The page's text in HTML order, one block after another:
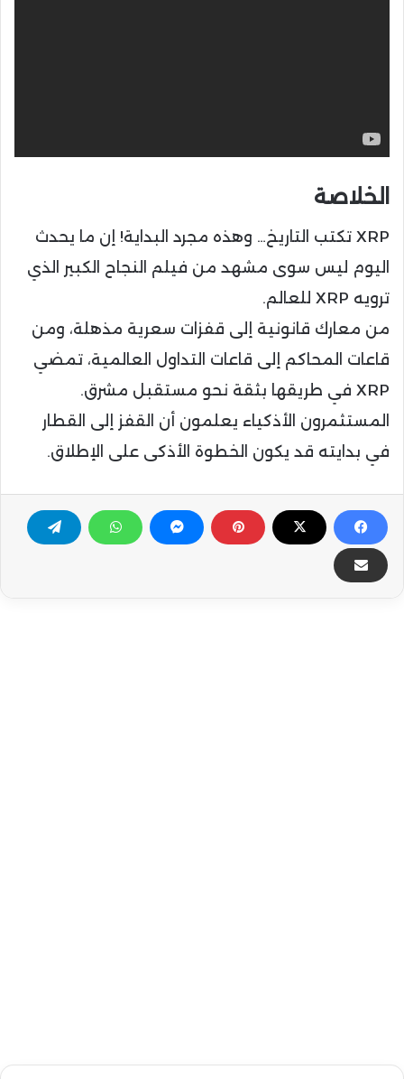
الخلاصة
XRP تكتب التاريخ… وهذه مجرد البداية! إن ما يحدث
اليوم ليس سوى مشهد من فيلم النجاح الكبير الذي
ترويه XRP للعالم.
من معارك قانونية إلى قفزات سعرية مذهلة، ومن
قاعات المحاكم إلى قاعات التداول العالمية، تمضي
XRP في طريقها بثقة نحو مستقبل مشرق.
المستثمرون الأذكياء يعلمون أن القفز إلى القطار
في بدايته قد يكون الخطوة الأذكى على الإطلاق.